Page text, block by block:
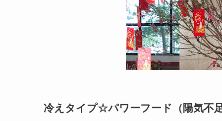
冷えタイプ☆パワーフード（陽気不